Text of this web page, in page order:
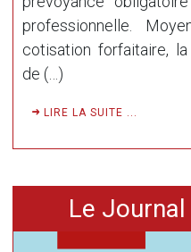
professionnelle.
cotisation forfaitaire,
de (…)
LIRE LA SUITE ...
Le